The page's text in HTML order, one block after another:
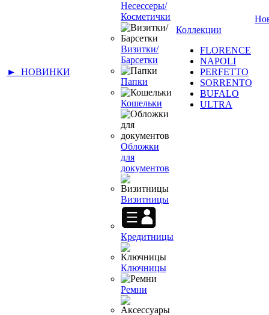
► НОВИНКИ
Несессеры/
Косметички
Визитки/
Барсетки
Папки
Кошельки
Обложки
для
документов
Визитницы
Кредитницы
Ключницы
Ремни
Коллекции
FLORENCE
NAPOLI
PERFETTO
SORRENTO
BUFALO
ULTRA